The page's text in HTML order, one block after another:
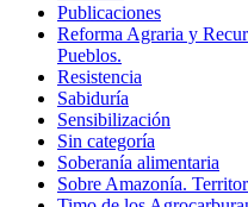
Publicaciones
Reforma Agraria y
Pueblos.
Resistencia
Sabiduría
Sensibilización
Sin categoría
Soberanía alimentaria
Sobre Amazonía.